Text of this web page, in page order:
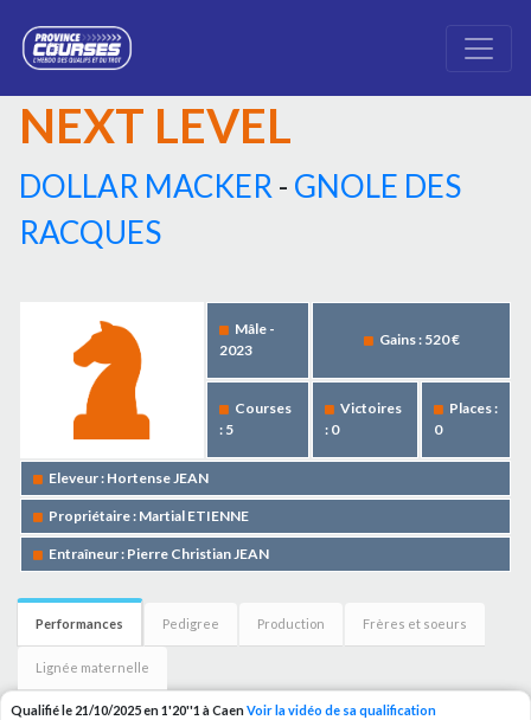
NEXT LEVEL
DOLLAR MACKER - GNOLE DES
RACQUES
Mâle -
2023
Gains : 520 €
Courses
: 5
Victoires
: 0
Places :
0
Eleveur : Hortense JEAN
Propriétaire : Martial ETIENNE
Entraîneur : Pierre Christian JEAN
Performances Pedigree Production Frères et soeurs
Lignée maternelle
Qualifié le 21/10/2025 en 1'20''1 à CaenVoir la vidéo de sa qualification